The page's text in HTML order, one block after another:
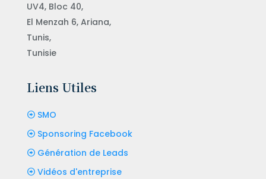
UV4, Bloc 40,
El Menzah 6, Ariana,
Tunis,
Tunisie
Liens Utiles
SMO
Sponsoring Facebook
Génération de Leads
Vidéos d'entreprise